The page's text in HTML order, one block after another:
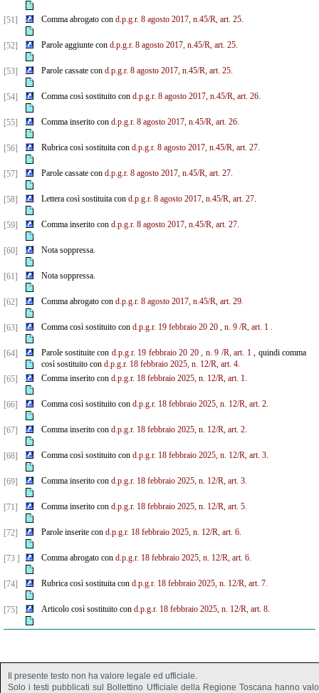
[51] Comma abrogato con d.p.g.r. 8 agosto 2017, n.45/R, art. 25.
[52] Parole aggiunte con d.p.g.r. 8 agosto 2017, n.45/R, art. 25.
[53] Parole cassate con d.p.g.r. 8 agosto 2017, n.45/R, art. 25.
[54] Comma così sostituito con d.p.g.r. 8 agosto 2017, n.45/R, art. 26.
[55] Comma inserito con d.p.g.r. 8 agosto 2017, n.45/R, art. 26.
[56] Rubrica così sostituita con d.p.g.r. 8 agosto 2017, n.45/R, art. 27.
[57] Parole cassate con d.p.g.r. 8 agosto 2017, n.45/R, art. 27.
[58] Lettera così sostituita con d.p.g.r. 8 agosto 2017, n.45/R, art. 27.
[59] Comma inserito con d.p.g.r. 8 agosto 2017, n.45/R, art. 27.
[60] Nota soppressa.
[61] Nota soppressa.
[62] Comma abrogato con d.p.g.r. 8 agosto 2017, n.45/R, art. 29.
[63] Comma così sostituito con d.p.g.r. 19 febbraio 20 20 , n. 9 /R, art. 1 .
[64] Parole sostituite con d.p.g.r. 19 febbraio 20 20 , n. 9 /R, art. 1, quindi comma
così sostituito con d.p.g.r. 18 febbraio 2025, n. 12/R, art. 4.
[65]
Comma inserito con d.p.g.r. 18 febbraio 2025, n. 12/R, art. 1.
[66] Comma così sostituito con d.p.g.r. 18 febbraio 2025, n. 12/R, art. 2.
[67] Comma inserito con d.p.g.r. 18 febbraio 2025, n. 12/R, art. 2.
[68] Comma così sostituito con d.p.g.r. 18 febbraio 2025, n. 12/R, art. 3.
[69] Comma inserito con d.p.g.r. 18 febbraio 2025, n. 12/R, art. 3.
[71] Comma inserito con d.p.g.r. 18 febbraio 2025, n. 12/R, art. 5.
[72] Parole inserite con d.p.g.r. 18 febbraio 2025, n. 12/R, art. 6.
[73 ] Comma abrogato con d.p.g.r. 18 febbraio 2025, n. 12/R, art. 6.
[74] Rubrica così sostituita con d.p.g.r. 18 febbraio 2025, n. 12/R, art. 7.
[75] Articolo così sostituito con d.p.g.r. 18 febbraio 2025, n. 12/R, art. 8.
Il presente testo non ha valore legale ed ufficiale.
Solo i testi pubblicati sul Bollettino Ufficiale della Regione Toscana hanno